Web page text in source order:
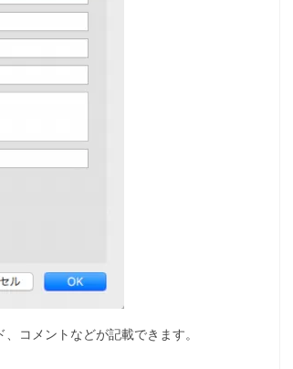
コメントなどが記載できます。